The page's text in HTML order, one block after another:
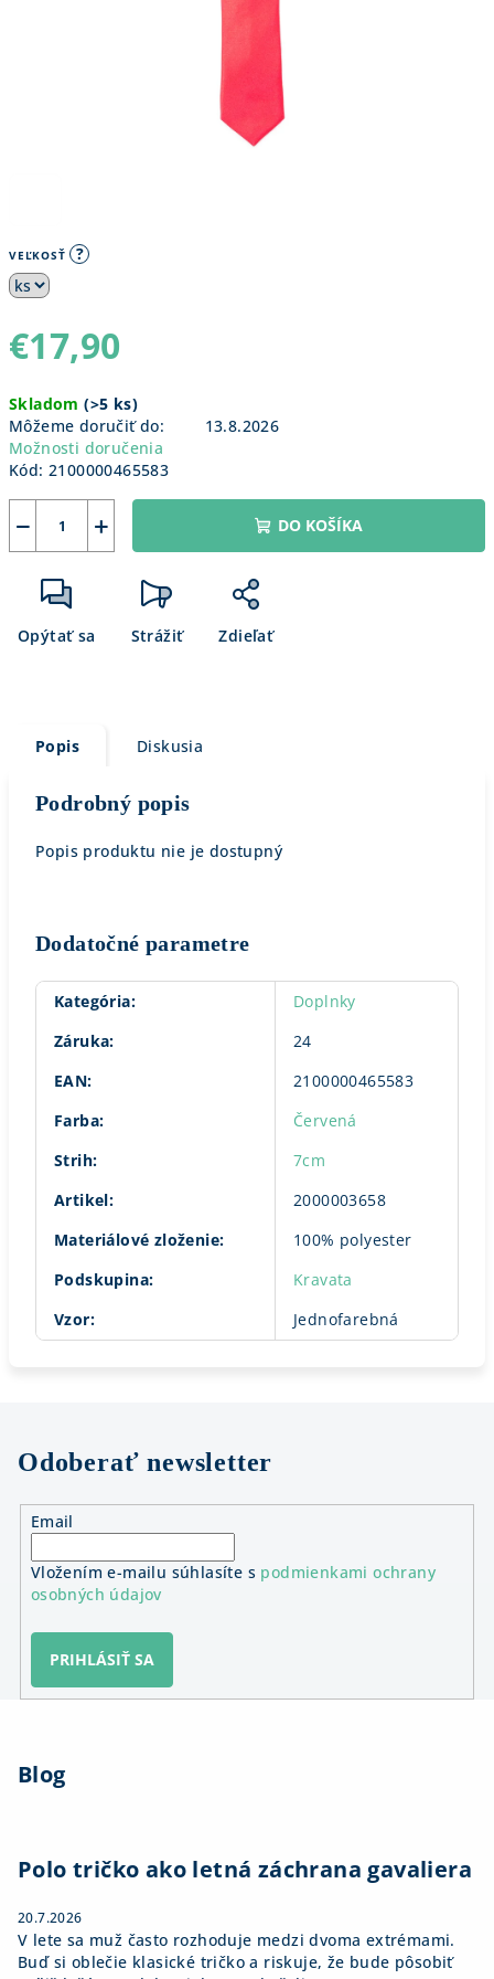
VEĽKOSŤ ?
€17,90
cena:
Skladom(>5 ks)
Môžeme doručiť do:
13.8.2026
Možnosti doručenia
Kód: 2100000465583
+
− DO KOŠÍKA
Opýtať sa Strážiť Zdieľať
Popis Diskusia
Podrobný popis
Popis produktu nie je dostupný
Dodatočné parametre
Kategória:
Doplnky
Záruka:
24
EAN:
2100000465583
Farba:
Červená
Strih:
7cm
Artikel:
2000003658
Materiálové zloženie:
100% polyester
Podskupina:
Kravata
Vzor: Jednofarebná
Odoberať newsletter
Email
Vložením e-mailu súhlasíte s podmienkami ochrany
osobných údajov
PRIHLÁSIŤ SA
Blog
Polo tričko ako letná záchrana gavaliera
20.7.2026
V lete sa muž často rozhoduje medzi dvoma extrémami.
Buď si oblečie klasické tričko a riskuje, že bude pôsobiť